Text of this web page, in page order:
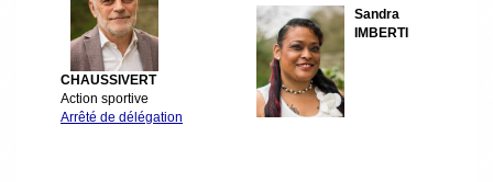
CHAUSSIVERT
Action sportive
Arrêté de délégation
Sandra
IMBERTI